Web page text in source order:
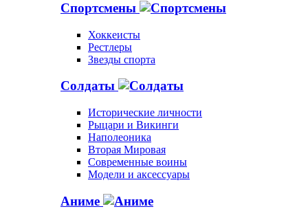
Спортсмены
Хоккеисты
Рестлеры
Звезды спорта
Солдаты
Исторические личности
Рыцари и Викинги
Наполеоника
Вторая Мировая
Современные воины
Модели и аксессуары
Аниме